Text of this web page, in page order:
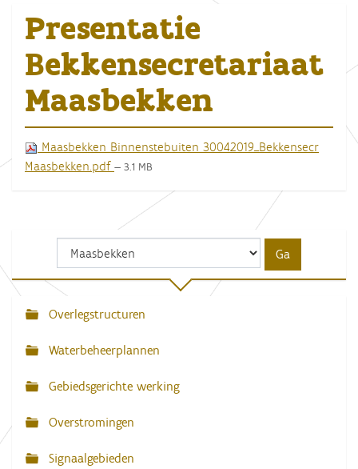
Presentatie
Bekkensecretariaat
Maasbekken
Maasbekken Binnenstebuiten 30042019_Bekkensecr
Maasbekken.pdf — 3.1 MB
N
a
i
g
t
Overlegstructuren
Waterbeheerplannen
Gebiedsgerichte werking
Overstromingen
Signaalgebieden